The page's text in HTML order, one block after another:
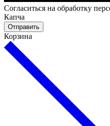
Cогласиться на обработку
Капча
Отправить
Корзина